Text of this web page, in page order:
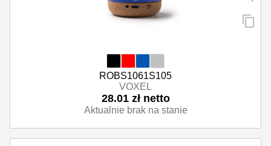
ROBS1061S105
VOXEL
28.01 zł netto
Aktualnie brak na stanie